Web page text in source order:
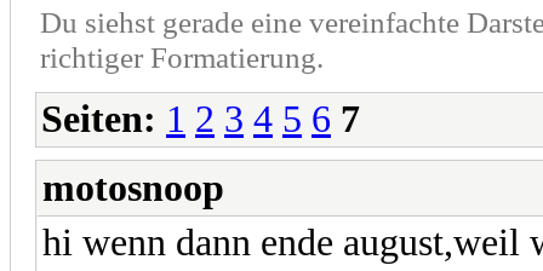
Du siehst gerade eine vereinfachte
richtiger Formatierung.
Seiten: 1 2 3 4 5 6 7
motosnoop
hi wenn dann ende